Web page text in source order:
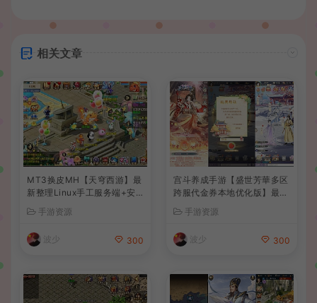
相关文章
MT3换皮MH【天穹西游】最
新整理Linux手工服务端+安
卓苹果双端+GM后台+详细搭
建教程+全套源码+视频教程
手游资源
波少 300
宫斗养成手游【盛世芳華多区
跨服代金券本地优化版】最新
整理单机一键即玩端+Linux
手工服务端+CDK授权后台
+安卓+详细搭建教程
手游资源
波少 300